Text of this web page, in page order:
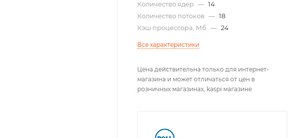
Количество ядер — 14
Количество потоков — 18
Кэш процессора, Мб — 24
Все характеристики
Цена действительна только для интернет-
магазина и может отличаться от цен в
розничных магазинах, kaspi магазине